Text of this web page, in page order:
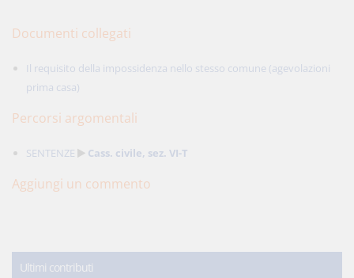
Documenti collegati
Il requisito della impossidenza nello stesso comune (agevolazioni
prima casa)
Percorsi argomentali
SENTENZE Cass. civile, sez. VI-T
Aggiungi un commento
Ultimi contributi